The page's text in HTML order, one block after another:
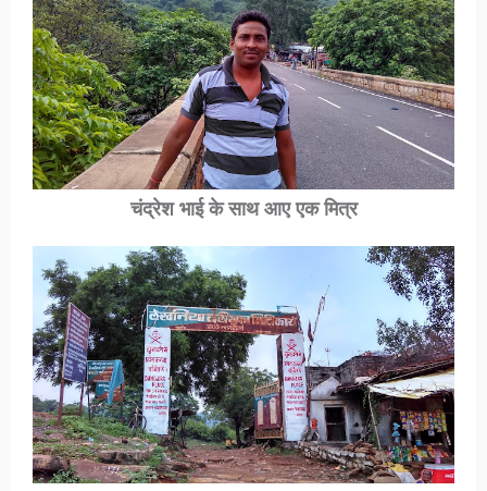
चंद्रेश भाई के साथ आए एक मित्र